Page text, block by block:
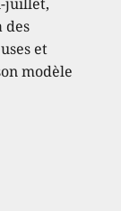
juillet,
des
et
modèle